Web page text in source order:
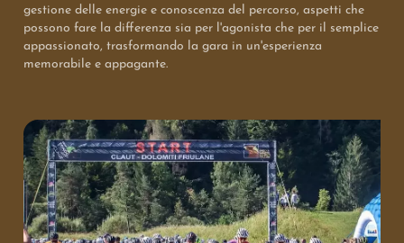
gestione delle energie e conoscenza del percorso, aspetti che
possono fare la differenza sia per l'agonista che per il semplice
appassionato, trasformando la gara in un'esperienza
memorabile e appagante.